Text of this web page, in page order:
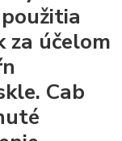
za účelom
Cab